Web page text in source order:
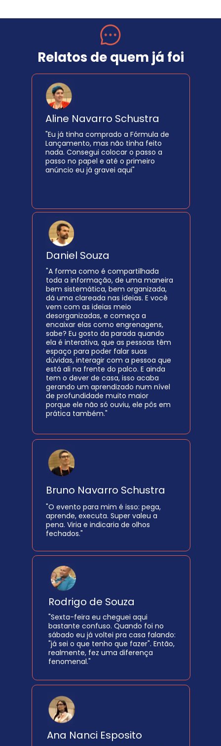
Relatos de quem já foi
Daniel Souza
Aline Navarro Schustra
Rodrigo de Souza
"A forma como é compartilhada
toda a informação, de uma maneira
bem sistemática, bem organizada,
dá uma clareada nas ideias. E você
vem com as ideias meio
desorganizadas, e começa a
encaixar elas como engrenagens,
sabe? Eu gosto da parada quando
ela é interativa, que as pessoas têm
espaço para poder falar suas
dúvidas, interagir com a pessoa que
está ali na frente do palco. E ainda
tem o dever de casa, isso acaba
gerando um aprendizado num nível
de profundidade muito maior
porque ele não só ouviu, ele pôs em
prática também."
"Sexta-feira eu cheguei aqui
bastante confuso. Quando foi no
sábado eu já voltei pra casa falando:
"já sei o que tenho que fazer". Então,
realmente, fez uma diferença
fenomenal."
"Eu já tinha comprado a Fórmula de
Lançamento, mas não tinha feito
nada. Consegui colocar o passo a
passo no papel e até o primeiro
anúncio eu já gravei aqui"
Bruno Navarro Schustra
"O evento para mim é isso: pega,
aprende, executa. Super valeu a
pena. Viria e indicaria de olhos
fechados."
Ana Nanci Esposito